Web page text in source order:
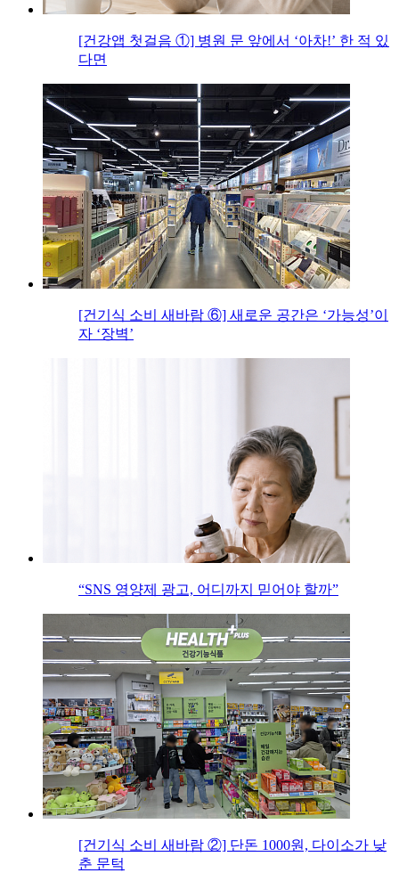
[건강앱 첫걸음 ①] 병원 문 앞에서 ‘아차!’ 한 적 있
다면
[건기식 소비 새바람 ⑥] 새로운 공간은 ‘가능성’이
자 ‘장벽’
“SNS 영양제 광고, 어디까지 믿어야 할까”
[건기식 소비 새바람 ②] 단돈 1000원, 다이소가 낮
춘 문턱